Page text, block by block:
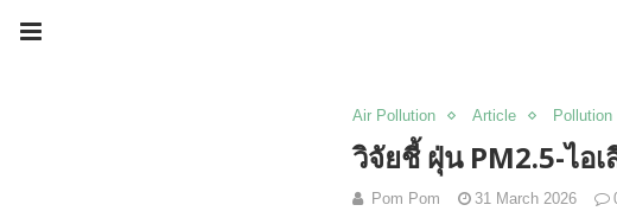
Air Pollution Article Pollution
วิจัยชี้ ฝุ่น PM2.5-ไอเ
Pom Pom 31 March 2026